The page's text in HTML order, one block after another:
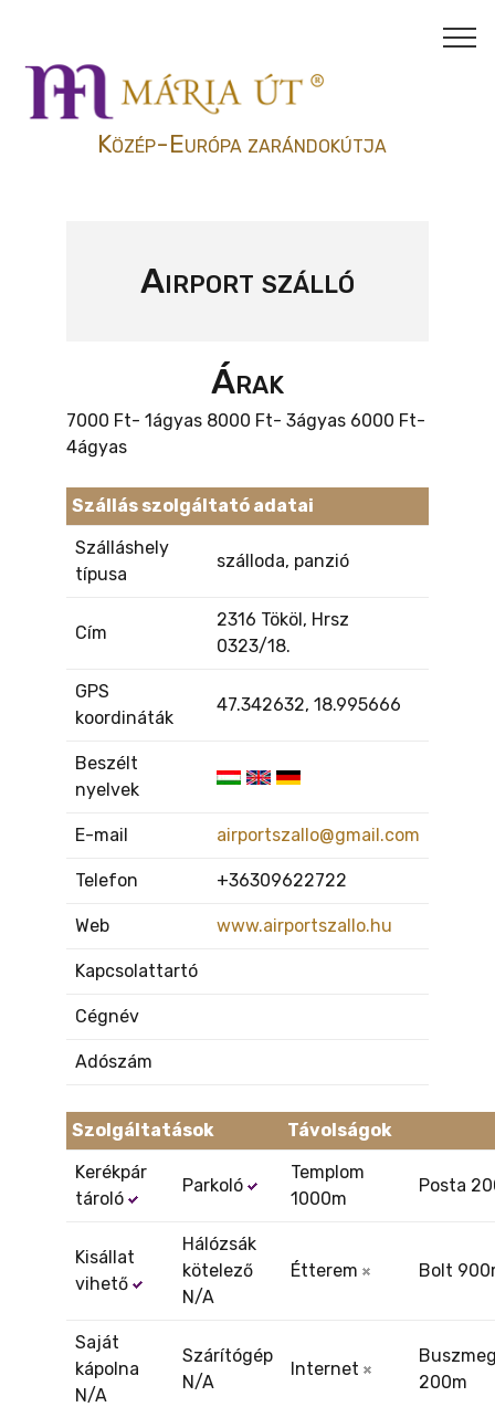
Közép-Európa zarándokútja
Airport szálló
Árak
7000 Ft- 1ágyas 8000 Ft- 3ágyas 6000 Ft-
4ágyas
Szállás szolgáltató adatai
Szálláshely
típusa
szálloda, panzió
Cím
2316 Tököl, Hrsz
0323/18.
GPS
koordináták
47.342632, 18.995666
Beszélt
nyelvek
E-mail airportszallo@gmail.com
Telefon +36309622722
Web www.airportszallo.hu
Kapcsolattartó
Cégnév
Adószám
Szolgáltatások
Távolságok
Kerékpár
tároló
Parkoló
Templom
1000m
Posta
Kisállat
vihető
Hálózsák
kötelező
N/A
Étterem Bolt
Saját
kápolna
N/A
Szárítógép
N/A
Internet
200m